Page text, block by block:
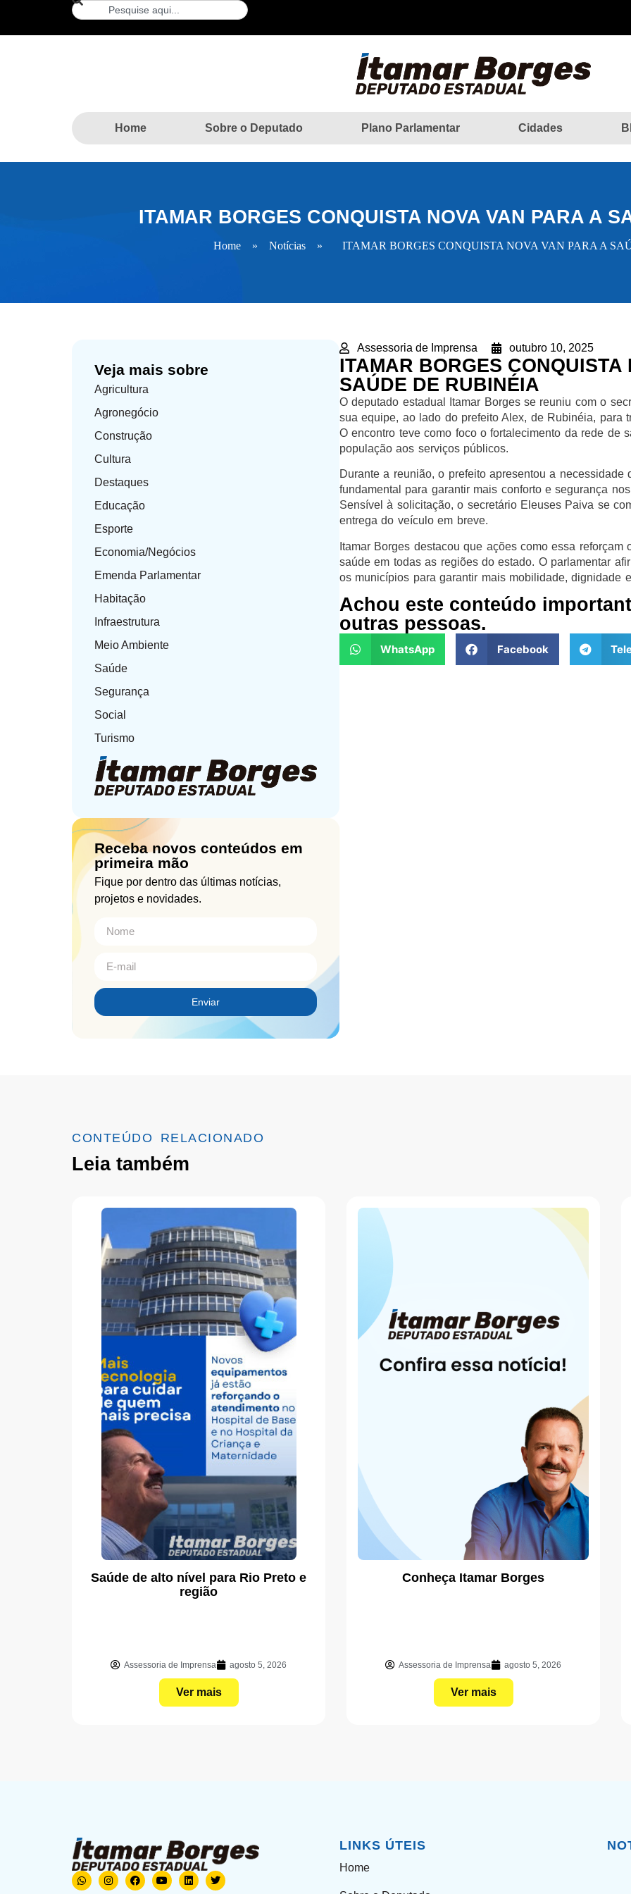
Home Sobre o Deputado Plano Parlamentar Cidades
ITAMAR BORGES CONQUISTA NOVA VAN PARA A
Home » Notícias » ITAMAR BORGES CONQUISTA NOVA VAN PARA A
Veja mais sobre
Agricultura
Agronegócio
Construção
Cultura
Destaques
Educação
Esporte
Economia/Negócios
Emenda Parlamentar
Habitação
Infraestrutura
Meio Ambiente
Saúde
Segurança
Social
Turismo
Receba novos conteúdos em
primeira mão
Fique por dentro das últimas notícias,
projetos e novidades.
Enviar
Assessoria de Imprensa outubro 10, 2025
ITAMAR BORGES CONQUISTA
SAÚDE DE RUBINÉIA
O deputado estadual Itamar Borges se reuniu com o
sua equipe, ao lado do prefeito Alex, de Rubinéia, para
O encontro teve como foco o fortalecimento da rede de
população aos serviços públicos.
Durante a reunião, o prefeito apresentou a
fundamental para garantir mais conforto e segurança
Sensível à solicitação, o secretário Eleuses Paiva se
entrega do veículo em breve.
Itamar Borges destacou que ações como essa
saúde em todas as regiões do estado. O parlamentar
os municípios para garantir mais mobilidade, dignidade
Achou este conteúdo
outras pessoas.
WhatsApp Facebook
CONTEÚDO RELACIONADO
Leia também
Saúde de alto nível para Rio Preto e
região
Assessoria de Imprensa agosto 5, 2026
Ver mais
Conheça Itamar Borges
Assessoria de Imprensa agosto 5, 2026
Ver mais
LINKS ÚTEIS
Home